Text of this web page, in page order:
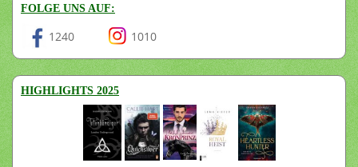
FOLGE UNS AUF:
1240 1010
HIGHLIGHTS 2025